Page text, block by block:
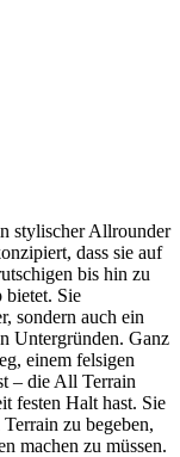
stylischer Allrounder
dass sie auf
bis hin zu
bietet. Sie
sondern auch ein
Untergründen. Ganz
einem felsigen
– die All Terrain
festen Halt hast. Sie
zu begeben,
machen zu müssen.